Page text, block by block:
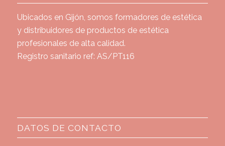
Ubicados en Gijón, somos formadores de estética
y distribuidores de productos de estética
profesionales de alta calidad.
Registro sanitario ref: AS/PT116
DATOS DE CONTACTO